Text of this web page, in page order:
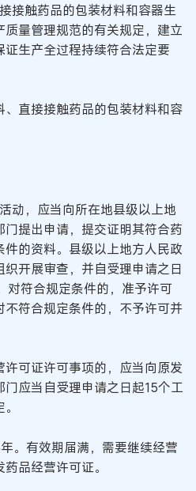
接触药品的包装材料和容器生
量管理规范的有关规定，建立
生产全过程持续符合法定要
直接接触药品的包装材料和容
动，应当向所在地县级以上地
提出申请，提交证明其符合药
的资料。县级以上地方人民政
开展审查，并自受理申请之日
对符合规定条件的，准予许可
符合规定条件的，不予许可并
可证许可事项的，应当向原发
应当自受理申请之日起15个工
。有效期届满，需要继续经营
品经营许可证。